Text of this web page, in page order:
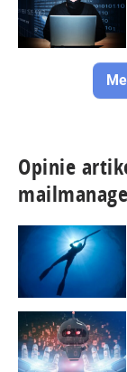
Opinie